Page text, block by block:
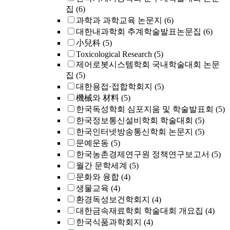
집 (6)
과학과 과학교육 논문지 (6)
대한내과학회 추계학술발표논문집 (6)
小兒科 (5)
Toxicological Research (5)
제어로봇시스템학회 국내학술대회 논문
집 (5)
대한용접·접합학회지 (5)
機械와 材料 (5)
한국독성학회 심포지움 및 학술발표회 (5)
한국정보통신설비학회 학술대회 (5)
한국인터넷방송통신학회 논문지 (5)
문예운동 (5)
한국농촌경제연구원 정책연구보고서 (5)
월간 문학세계 (5)
문화와 융합 (4)
생물교육 (4)
환경독성보건학회지 (4)
대한금속재료학회 학술대회 개요집 (4)
한국식품과학회지 (4)